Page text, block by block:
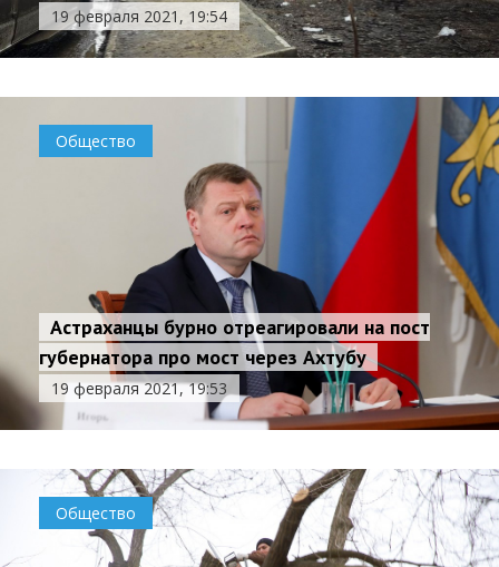
19 февраля 2021, 19:54
Общество
Астраханцы бурно отреагировали на пост
губернатора про мост через Ахтубу
19 февраля 2021, 19:53
Общество